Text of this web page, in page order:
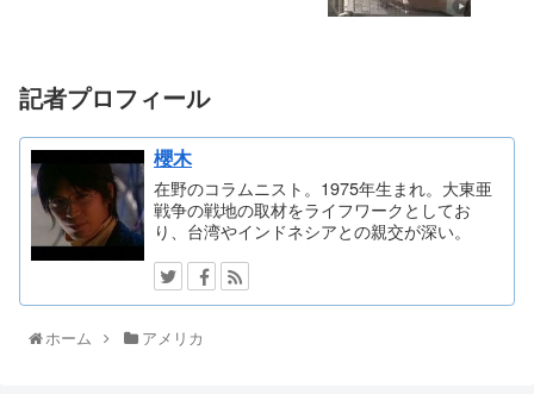
記者プロフィール
櫻木
在野のコラムニスト。1975年生まれ。大東亜
戦争の戦地の取材をライフワークとしてお
り、台湾やインドネシアとの親交が深い。
ホーム アメリカ